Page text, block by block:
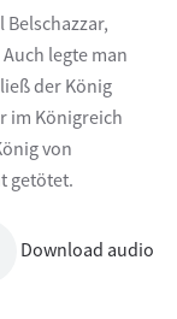
legte man
der König
im Königreich
von
getötet.
Download audio